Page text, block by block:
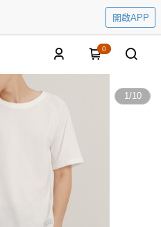
開啟APP
0
1/10